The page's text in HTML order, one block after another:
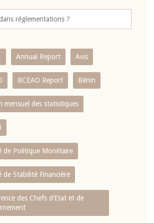
Annual Report Avis
BCEAO Report Bénin
mensuel des statistiques
de Politique Monétaire
de Stabilité Financière
des Chefs d’Etat et de